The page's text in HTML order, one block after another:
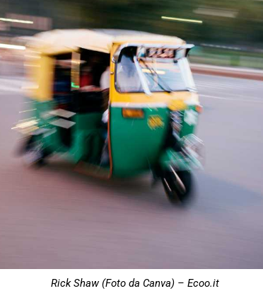
Rick Shaw (Foto da Canva) – Ecoo.it